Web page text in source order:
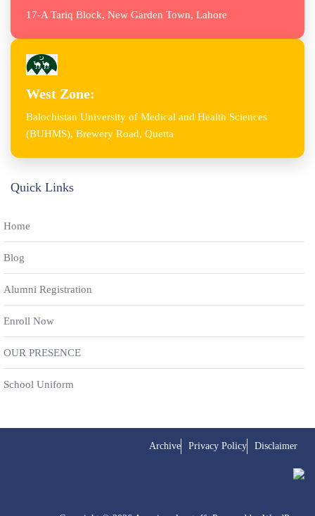
17-A Tariq Block, New Garden Town, Lahore
West Zone:
Balochistan University of Medical and Health Sciences
(BUHMS), Brewery Road, Quetta
Quick Links
Home
Blog
Alumni Registration
Enroll Now
OUR PRESENCE
School Uniform
Archive Privacy Policy Disclaimer